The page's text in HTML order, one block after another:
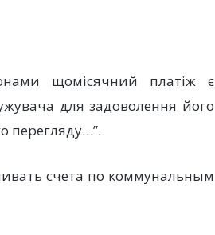
щомісячний платіж є
для задоволення його
перегляду…”.
счета по коммунальным